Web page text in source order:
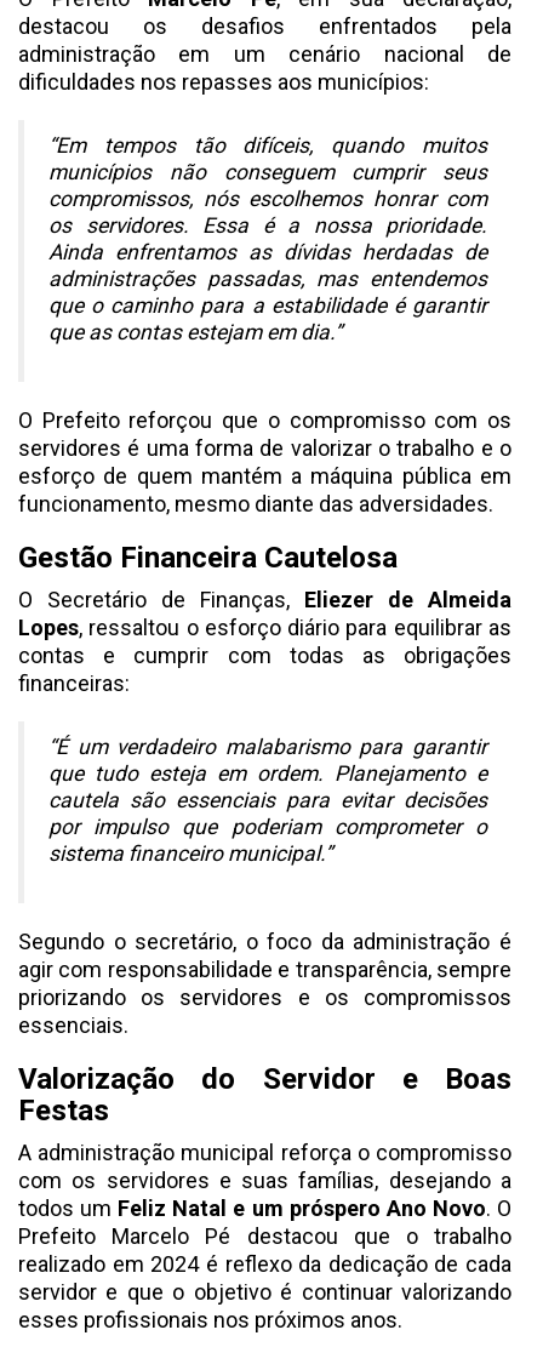
destacou os desafios enfrentados pela
administração em um cenário nacional de
dificuldades nos repasses aos municípios:
“Em tempos tão difíceis, quando muitos
municípios não conseguem cumprir seus
compromissos, nós escolhemos honrar com
os servidores. Essa é a nossa prioridade.
Ainda enfrentamos as dívidas herdadas de
administrações passadas, mas entendemos
que o caminho para a estabilidade é garantir
que as contas estejam em dia.”
O Prefeito reforçou que o compromisso com os
servidores é uma forma de valorizar o trabalho e o
esforço de quem mantém a máquina pública em
funcionamento, mesmo diante das adversidades.
Gestão Financeira Cautelosa
O Secretário de Finanças, Eliezer de Almeida
Lopes, ressaltou o esforço diário para equilibrar as
contas e cumprir com todas as obrigações
financeiras:
“É um verdadeiro malabarismo para garantir
que tudo esteja em ordem. Planejamento e
cautela são essenciais para evitar decisões
por impulso que poderiam comprometer o
sistema financeiro municipal.”
Segundo o secretário, o foco da administração é
agir com responsabilidade e transparência, sempre
priorizando os servidores e os compromissos
essenciais.
Valorização do Servidor e Boas
Festas
A administração municipal reforça o compromisso
com os servidores e suas famílias, desejando a
todos um Feliz Natal e um próspero Ano Novo. O
Prefeito Marcelo Pé destacou que o trabalho
realizado em 2024 é reflexo da dedicação de cada
servidor e que o objetivo é continuar valorizando
esses profissionais nos próximos anos.